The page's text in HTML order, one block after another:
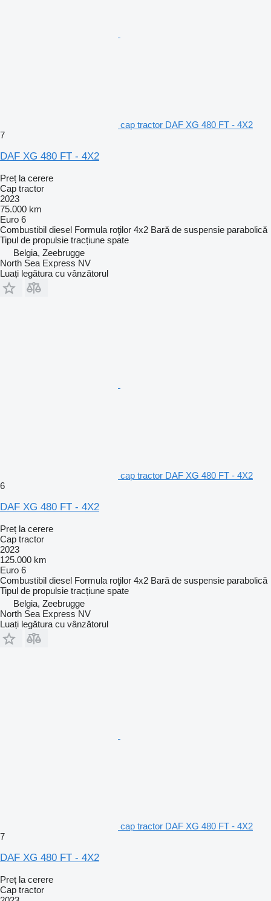
cap tractor DAF XG 480 FT - 4X2
7
DAF XG 480 FT - 4X2
Preț la cerere
Cap tractor
2023
75.000 km
Euro 6
Combustibil diesel Formula roţilor 4x2 Bară de suspensie parabolică
Tipul de propulsie tracțiune spate
Belgia, Zeebrugge
North Sea Express NV
Luați legătura cu vânzătorul
cap tractor DAF XG 480 FT - 4X2
6
DAF XG 480 FT - 4X2
Preț la cerere
Cap tractor
2023
125.000 km
Euro 6
Combustibil diesel Formula roţilor 4x2 Bară de suspensie parabolică
Tipul de propulsie tracțiune spate
Belgia, Zeebrugge
North Sea Express NV
Luați legătura cu vânzătorul
cap tractor DAF XG 480 FT - 4X2
7
DAF XG 480 FT - 4X2
Preț la cerere
Cap tractor